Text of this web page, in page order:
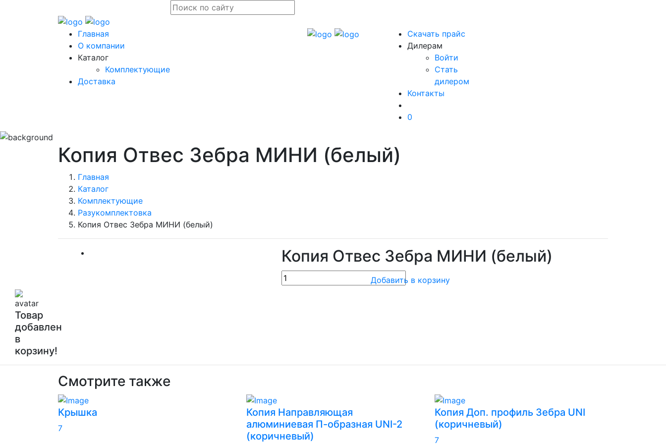
Главная
О компании
Каталог
Комплектующие
Доставка
Скачать прайс
Дилерам
Войти
Стать
дилером
Контакты
0
Копия Отвес Зебра МИНИ (белый)
Главная
Каталог
Комплектующие
Разукомплектовка
Копия Отвес Зебра МИНИ (белый)
Копия Отвес Зебра МИНИ (белый)
Добавить в корзину
Товар
добавлен
в
корзину!
Смотрите также
Крышка
7
Копия Направляющая
алюминиевая П-образная UNI-2
(коричневый)
Копия Доп. профиль Зебра UNI
(коричневый)
7